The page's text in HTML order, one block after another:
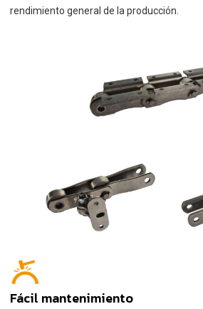
rendimiento general de la producción.
Fácil mantenimiento